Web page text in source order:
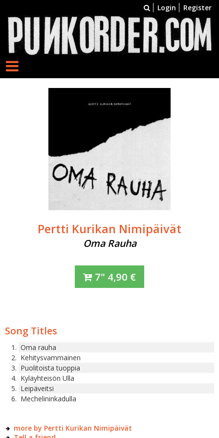
Login Register
Pertti Kurikan Nimipäivät
Oma Rauha
7" 4,90 €
Song Titles
Oma rauha
Kehitysvammainen
Puolitoista tuoppia
Kyläyhteisön Ulla
Leipäveitsi
Mechelininkadulla
more by Pertti Kurikan Nimipäivät